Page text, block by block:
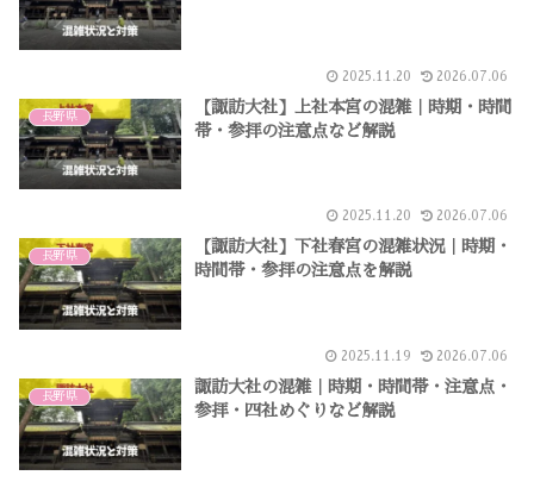
2025.11.20 2026.07.06
長野県
【諏訪大社】上社本宮の混雑｜時期・時間
帯・参拝の注意点など解説
2025.11.20 2026.07.06
長野県
【諏訪大社】下社春宮の混雑状況｜時期・
時間帯・参拝の注意点を解説
2025.11.19 2026.07.06
長野県
諏訪大社の混雑｜時期・時間帯・注意点・
参拝・四社めぐりなど解説